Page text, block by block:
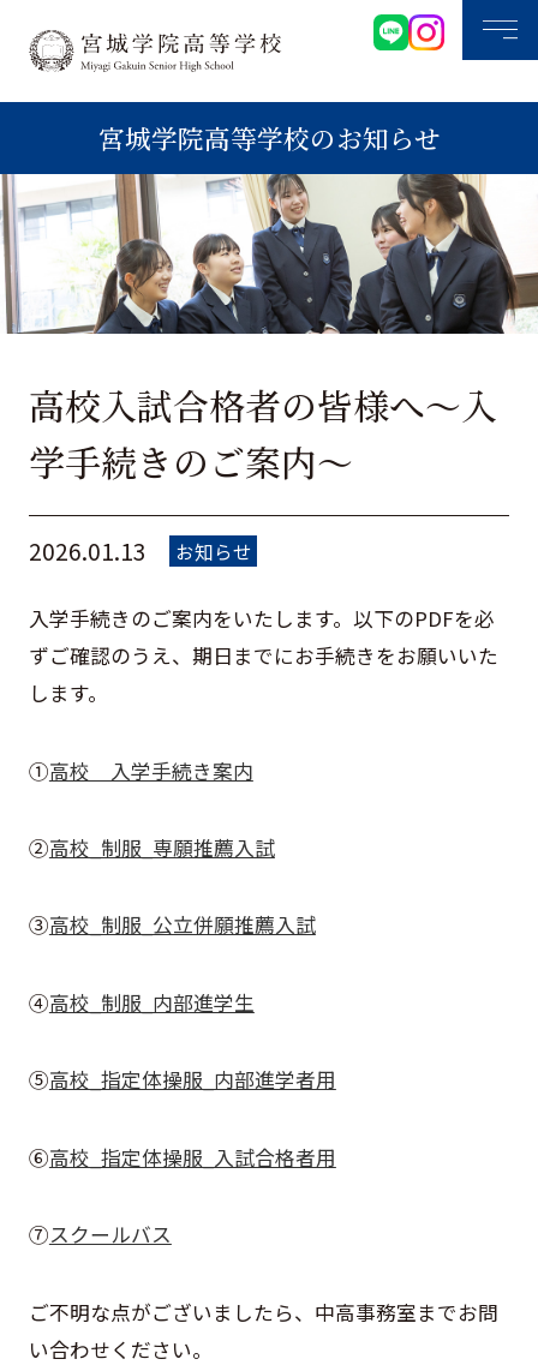
宮城学院高等学校のお知らせ
高校入試合格者の皆様へ～入
学手続きのご案内～
2026.01.13 お知らせ
入学手続きのご案内をいたします。以下のPDFを必
ずご確認のうえ、期日までにお手続きをお願いいた
します。
➀高校＿入学手続き案内
②高校_制服_専願推薦入試
③高校_制服_公立併願推薦入試
➃高校_制服_内部進学生
➄高校_指定体操服_内部進学者用
⑥高校_指定体操服_入試合格者用
⑦スクールバス
ご不明な点がございましたら、中高事務室までお問
い合わせください。